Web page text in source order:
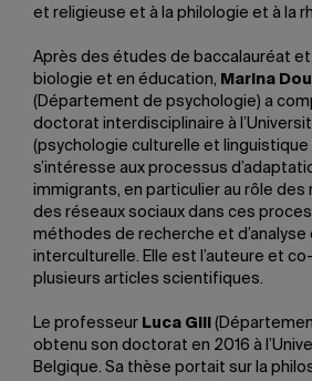
et religieuse et à la philologie et à la
Après des études de baccalauréat
biologie et en éducation, Marina
(Département de psychologie) a
doctorat interdisciplinaire à
(psychologie culturelle et linguistique
s’intéresse aux processus
immigrants, en particulier au rôle
des réseaux sociaux dans ces
méthodes de recherche et d’analyse
interculturelle. Elle est l’auteure et
plusieurs articles scientifiques.
Le professeur Luca Gili
obtenu son doctorat en 2016 à
Belgique. Sa thèse portait sur la